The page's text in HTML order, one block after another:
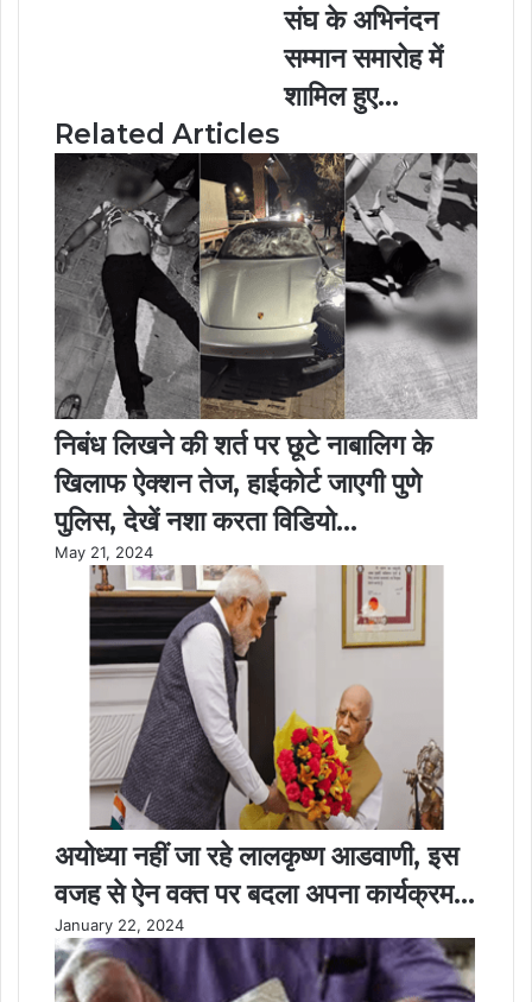
संघ के अभिनंदन
सम्मान समारोह में
शामिल हुए...
Related Articles
निबंध लिखने की शर्त पर छूटे नाबालिग के
खिलाफ ऐक्शन तेज, हाईकोर्ट जाएगी पुणे
पुलिस, देखें नशा करता विडियो…
May 21, 2024
अयोध्या नहीं जा रहे लालकृष्ण आडवाणी, इस
वजह से ऐन वक्त पर बदला अपना कार्यक्रम…
January 22, 2024